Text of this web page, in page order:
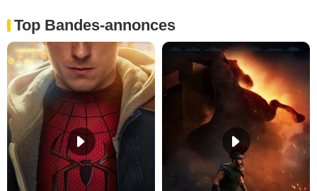
Top Bandes-annonces